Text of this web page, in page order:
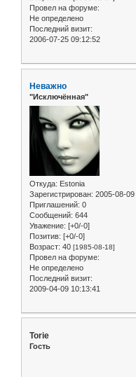
Провел на форуме:
Не определено
Последний визит:
2006-07-25 09:12:52
Неважно
"Исключённая"
Откуда: Estonia
Зарегистрирован: 2005-08-09
Приглашений: 0
Сообщений: 644
Уважение: [+0/-0]
Позитив: [+0/-0]
Возраст: 40 [1985-08-18]
Провел на форуме:
Не определено
Последний визит:
2009-04-09 10:13:41
Torie
Гость